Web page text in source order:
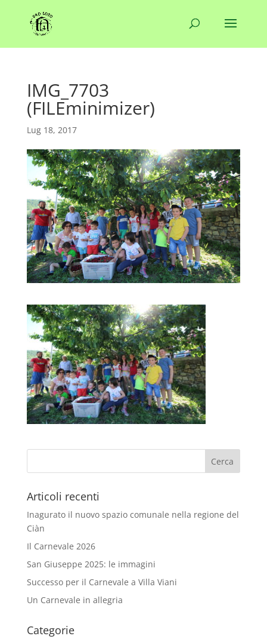
IMG_7703
(FILEminimizer)
Lug 18, 2017
Articoli recenti
Inagurato il nuovo spazio comunale nella regione del
Ciàn
Il Carnevale 2026
San Giuseppe 2025: le immagini
Successo per il Carnevale a Villa Viani
Un Carnevale in allegria
Categorie